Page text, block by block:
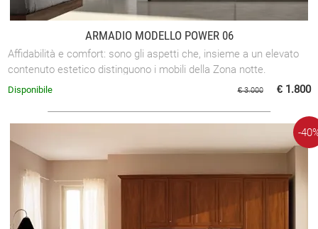
ARMADIO MODELLO POWER 06
Affidabilità e comfort: sono gli aspetti che, insieme a un elevato
contenuto estetico distinguono i mobili della Zona notte.
€ 3.000 € 1.800
Disponibile
-